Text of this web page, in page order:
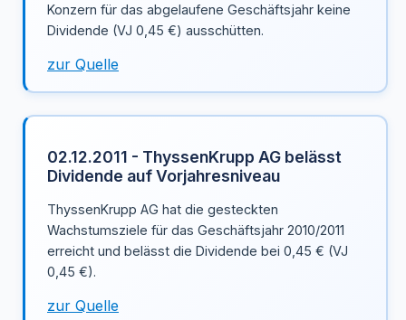
Konzern für das abgelaufene Geschäftsjahr keine
Dividende (VJ 0,45 €) ausschütten.
zur Quelle
02.12.2011 - ThyssenKrupp AG belässt
Dividende auf Vorjahresniveau
ThyssenKrupp AG hat die gesteckten
Wachstumsziele für das Geschäftsjahr 2010/2011
erreicht und belässt die Dividende bei 0,45 € (VJ
0,45 €).
zur Quelle